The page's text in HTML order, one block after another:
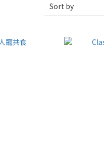
Sort by